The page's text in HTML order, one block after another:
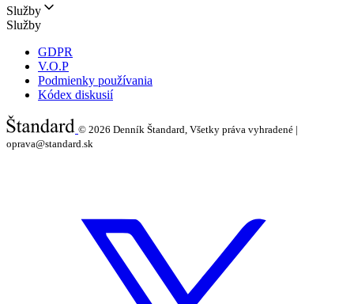
Služby
Služby
GDPR
V.O.P
Podmienky používania
Kódex diskusií
© 2026 Denník Štandard, Všetky práva vyhradené |
oprava@standard.sk